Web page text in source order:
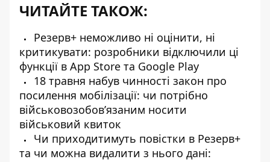
ЧИТАЙТЕ ТАКОЖ:
Резерв+ неможливо ні оцінити, ні
критикувати: розробники відключили ці
функції в App Store та Google Play
18 травня набув чинності закон про
посилення мобілізації: чи потрібно
військовозобов’язаним носити
військовий квиток
Чи приходитимуть повістки в Резерв+
та чи можна видалити з нього дані: